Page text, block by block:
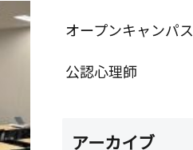
オープンキャンパス
公認心理師
アーカイブ